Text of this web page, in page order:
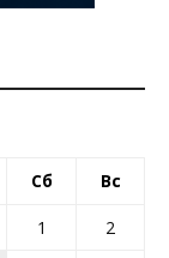
Сб Вс
1
2